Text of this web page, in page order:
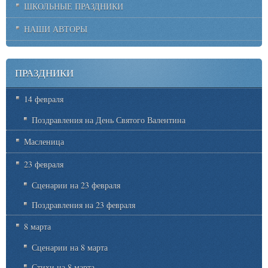
ШКОЛЬНЫЕ ПРАЗДНИКИ
НАШИ АВТОРЫ
ПРАЗДНИКИ
14 февраля
Поздравления на День Святого Валентина
Масленица
23 февраля
Сценарии на 23 февраля
Поздравления на 23 февраля
8 марта
Сценарии на 8 марта